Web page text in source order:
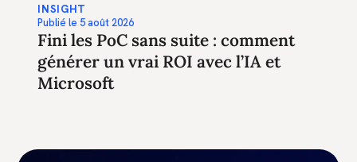
INSIGHT
Publié le 5 août 2026
Fini les PoC sans suite : comment
générer un vrai ROI avec l’IA et
Microsoft